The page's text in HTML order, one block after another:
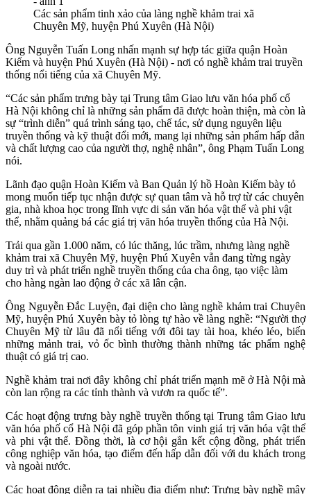
Các sản phẩm tinh xảo của làng nghề khảm trai xã
Chuyên Mỹ, huyện Phú Xuyên (Hà Nội)
Ông Nguyễn Tuấn Long nhấn mạnh sự hợp tác giữa quận Hoàn
Kiếm và huyện Phú Xuyên (Hà Nội) - nơi có nghề khảm trai truyền
thống nổi tiếng của xã Chuyên Mỹ.
“Các sản phẩm trưng bày tại Trung tâm Giao lưu văn hóa phố cổ
Hà Nội không chỉ là những sản phẩm đã được hoàn thiện, mà còn là
sự “trình diễn” quá trình sáng tạo, chế tác, sử dụng nguyên liệu
truyền thống và kỹ thuật đổi mới, mang lại những sản phẩm hấp dẫn
và chất lượng cao của người thợ, nghệ nhân”, ông Phạm Tuấn Long
nói.
Lãnh đạo quận Hoàn Kiếm và Ban Quản lý hồ Hoàn Kiếm bày tỏ
mong muốn tiếp tục nhận được sự quan tâm và hỗ trợ từ các chuyên
gia, nhà khoa học trong lĩnh vực di sản văn hóa vật thể và phi vật
thể, nhằm quảng bá các giá trị văn hóa truyền thống của Hà Nội.
Trải qua gần 1.000 năm, có lúc thăng, lúc trầm, nhưng làng nghề
khảm trai xã Chuyên Mỹ, huyện Phú Xuyên vẫn đang từng ngày
duy trì và phát triển nghề truyền thống của cha ông, tạo việc làm
cho hàng ngàn lao động ở các xã lân cận.
Ông Nguyễn Đắc Luyện, đại diện cho làng nghề khảm trai Chuyên
Mỹ, huyện Phú Xuyên bày tỏ lòng tự hào về làng nghề: “Người thợ
Chuyên Mỹ từ lâu đã nổi tiếng với đôi tay tài hoa, khéo léo, biến
những mảnh trai, vỏ ốc bình thường thành những tác phẩm nghệ
thuật có giá trị cao.
Nghề khảm trai nơi đây không chỉ phát triển mạnh mẽ ở Hà Nội mà
còn lan rộng ra các tỉnh thành và vươn ra quốc tế”.
Các hoạt động trưng bày nghề truyền thống tại Trung tâm Giao lưu
văn hóa phố cổ Hà Nội đã góp phần tôn vinh giá trị văn hóa vật thể
và phi vật thể. Đồng thời, là cơ hội gắn kết cộng đồng, phát triển
công nghiệp văn hóa, tạo điểm đến hấp dẫn đối với du khách trong
và ngoài nước.
Các hoạt động diễn ra tại nhiều địa điểm như: Trưng bày nghề mây